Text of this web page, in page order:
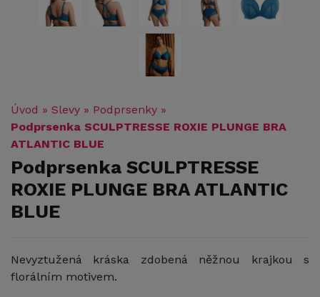
Úvod » Slevy » Podprsenky »
Podprsenka SCULPTRESSE ROXIE PLUNGE BRA
ATLANTIC BLUE
Podprsenka SCULPTRESSE
ROXIE PLUNGE BRA ATLANTIC
BLUE
Nevyztužená kráska zdobená něžnou krajkou s
florálním motivem.